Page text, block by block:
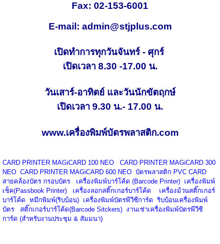
Fax: 02-153-6001
E-mail: admin@stjplus.com
เปิดทำการทุกวันจันทร์ - ศุกร์
เปิดเวลา 8.30 -17.00 น.
วันเสาร์-อาทิตย์ และวันนักขัตฤกษ์
เปิดเวลา 9.30 น.- 17.00 น.
www.เครื่องพิมพ์บัตรพลาสติก.com
CARD PRINTER MAGiCARD 100 NEO CARD PRINTER MAGiCARD 300
NEO CARD PRINTER MAGiCARD 600 NEO บัตรพลาสติก PVC CARD
สายคล้องบัตร กรอบบัตร
เครื่องพิมพ์บาร์โค้ด (Barcode Printer) เครื่องพิมพ์
เช็ค(Passbook Printer) เครื่องลอกสติ๊กเกอร์บาร์โค้ด
เครื่องม้วนสติ๊กเกอร์
บาร์โค้ด หมึกพิมพ์(ริบบ้อน) เครื่องพิมพ์บัตรพีวีซีการ์ด ริบบ้อนเครื่องพิมพ์
บัตร
สติ๊กเกอร์บาร์โค้ด(Barcode Sitckers) งานเช่าเครื่องพิมพ์บัตรพีวีซี
การ์ด (สำหรับงานประชุม & สัมมนา)